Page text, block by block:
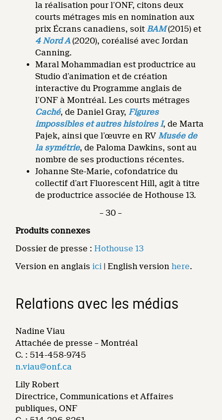
la réalisation pour l’ONF, citons deux
courts métrages mis en nomination aux
prix Écrans canadiens, soit BAM(2015) et
4 Nord A(2020), coréalisé avec Jordan
Canning.
Maral Mohammadian est productrice au
Studio d’animation et de création
interactive du Programme anglais de
l’ONF à Montréal. Les courts métrages
Caché, de Daniel Gray, Figures
impossibles et autres histoires I, de Marta
Pajek, ainsi que l’œuvre en RV Musée de
la symétrie, de Paloma Dawkins, sont au
nombre de ses productions récentes.
Johanne Ste-Marie, cofondatrice du
collectif d’art Fluorescent Hill, agit à titre
de productrice associée de Hothouse 13.
– 30 –
Produits connexes
Dossier de presse : Hothouse 13
Version en anglais ici | English versionhere.
Relations avec les médias
Nadine Viau
Attachée de presse – Montréal
C. : 514-458-9745
n.viau@onf.ca
Lily Robert
Directrice, Communications et Affaires
publiques, ONF